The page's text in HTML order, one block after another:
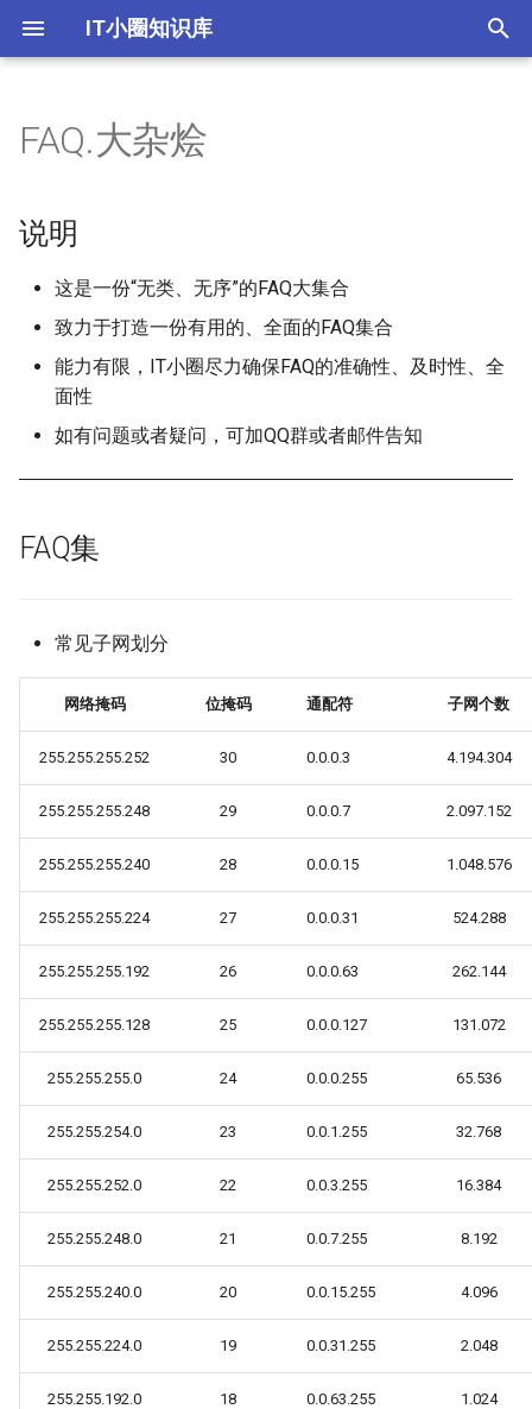
IT小圈知识库
始
说明
FAQ集
FAQ.大杂烩
说明
这是一份“无类、无序”的FAQ大集合
致力于打造一份有用的、全面的FAQ集合
能力有限，IT小圈尽力确保FAQ的准确性、及时性、全
面性
如有问题或者疑问，可加QQ群或者邮件告知
FAQ集
常见子网划分
网络掩码 位掩码 通配符 子网个数
255.255.255.252 30 0.0.0.3 4.194.304
255.255.255.248 29 0.0.0.7 2.097.152
255.255.255.240 28 0.0.0.15 1.048.576
255.255.255.224 27 0.0.0.31 524.288
255.255.255.192 26 0.0.0.63 262.144
255.255.255.128 25 0.0.0.127 131.072
255.255.255.0 24 0.0.0.255 65.536
255.255.254.0 23 0.0.1.255 32.768
255.255.252.0 22 0.0.3.255 16.384
255.255.248.0 21 0.0.7.255 8.192
255.255.240.0 20 0.0.15.255 4.096
255.255.224.0 19 0.0.31.255 2.048
255.255.192.0 18 0.0.63.255 1.024